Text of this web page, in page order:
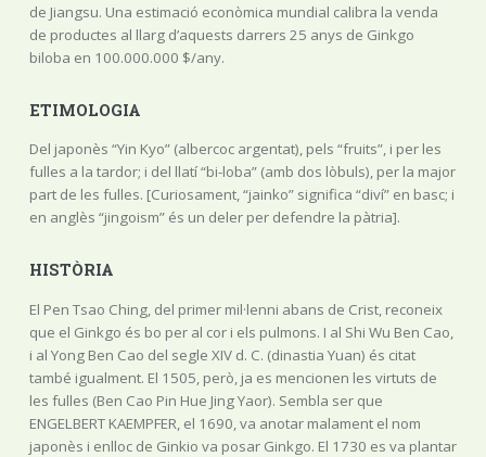
de Jiangsu. Una estimació econòmica mundial calibra la venda
de productes al llarg d’aquests darrers 25 anys de Ginkgo
biloba en 100.000.000 $/any.
ETIMOLOGIA
Del japonès “Yin Kyo” (albercoc argentat), pels “fruits”, i per les
fulles a la tardor; i del llatí “bi-loba” (amb dos lòbuls), per la major
part de les fulles. [Curiosament, “jainko” significa “diví” en basc; i
en anglès “jingoism” és un deler per defendre la pàtria].
HISTÒRIA
El Pen Tsao Ching, del primer mil·lenni abans de Crist, reconeix
que el Ginkgo és bo per al cor i els pulmons. I al Shi Wu Ben Cao,
i al Yong Ben Cao del segle XIV d. C. (dinastia Yuan) és citat
també igualment. El 1505, però, ja es mencionen les virtuts de
les fulles (Ben Cao Pin Hue Jing Yaor). Sembla ser que
ENGELBERT KAEMPFER, el 1690, va anotar malament el nom
japonès i enlloc de Ginkio va posar Ginkgo. El 1730 es va plantar